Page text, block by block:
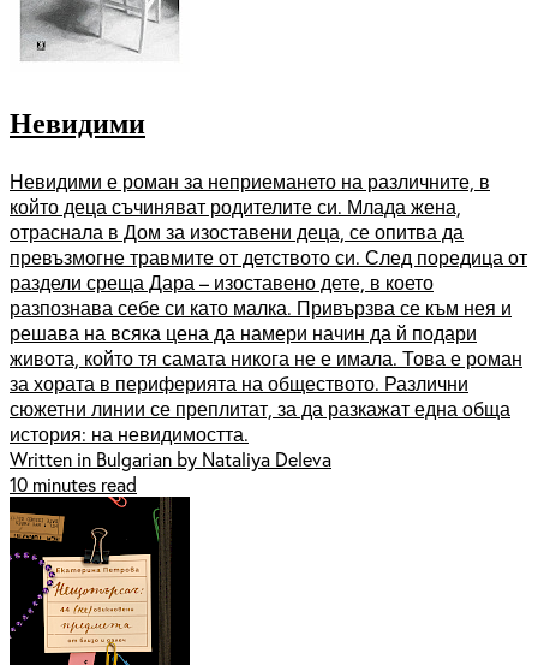
Невидими
Невидими е роман за неприемането на различните, в
който деца съчиняват родителите си. Млада жена,
отраснала в Дом за изоставени деца, се опитва да
превъзмогне травмите от детството си. След поредица от
раздели среща Дара – изоставено дете, в което
разпознава себе си като малка. Привързва се към нея и
решава на всяка цена да намери начин да й подари
живота, който тя самата никога не е имала. Това е роман
за хората в периферията на обществото. Различни
сюжетни линии се преплитат, за да разкажат една обща
история: на невидимостта.
Written in Bulgarian by Nataliya Deleva
10 minutes read